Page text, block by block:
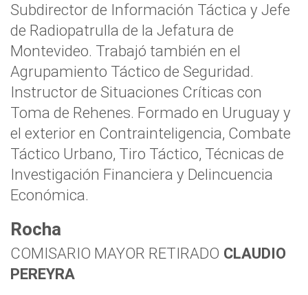
Subdirector de Información Táctica y Jefe
de Radiopatrulla de la Jefatura de
Montevideo. Trabajó también en el
Agrupamiento Táctico de Seguridad.
Instructor de Situaciones Críticas con
Toma de Rehenes. Formado en Uruguay y
el exterior en Contrainteligencia, Combate
Táctico Urbano, Tiro Táctico, Técnicas de
Investigación Financiera y Delincuencia
Económica.
Rocha
COMISARIO MAYOR RETIRADO CLAUDIO
PEREYRA